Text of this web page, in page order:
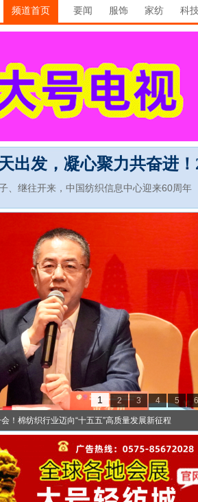
频道首页 要闻 服饰 家纺 科
出发，凝心聚力共奋进
、继往开来，中国纺织信息中心迎来60周年
！棉纺织行业迈向“十五五”高质量发展新征程
1 2 3 4 5 6